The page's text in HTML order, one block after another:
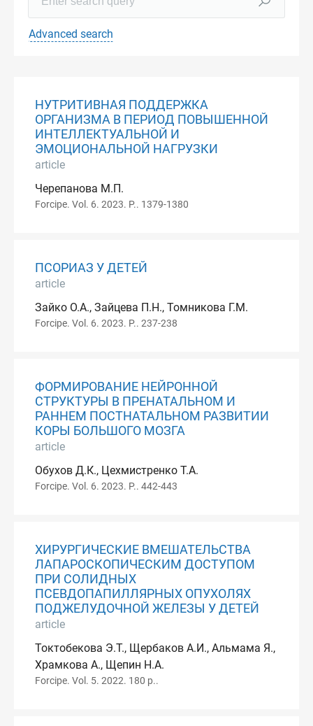
Advanced search
НУТРИТИВНАЯ ПОДДЕРЖКА
ОРГАНИЗМА В ПЕРИОД ПОВЫШЕННОЙ
ИНТЕЛЛЕКТУАЛЬНОЙ И
ЭМОЦИОНАЛЬНОЙ НАГРУЗКИ
article
Черепанова М.П.
Forcipe. Vol. 6. 2023. P.. 1379-1380
ПСОРИАЗ У ДЕТЕЙ
article
Зайко О.А., Зайцева П.Н., Томникова Г.М.
Forcipe. Vol. 6. 2023. P.. 237-238
ФОРМИРОВАНИЕ НЕЙРОННОЙ
СТРУКТУРЫ В ПРЕНАТАЛЬНОМ И
РАННЕМ ПОСТНАТАЛЬНОМ РАЗВИТИИ
КОРЫ БОЛЬШОГО МОЗГА
article
Обухов Д.К., Цехмистренко Т.А.
Forcipe. Vol. 6. 2023. P.. 442-443
ХИРУРГИЧЕСКИЕ ВМЕШАТЕЛЬСТВА
ЛАПАРОСКОПИЧЕСКИМ ДОСТУПОМ
ПРИ СОЛИДНЫХ
ПСЕВДОПАПИЛЛЯРНЫХ ОПУХОЛЯХ
ПОДЖЕЛУДОЧНОЙ ЖЕЛЕЗЫ У ДЕТЕЙ
article
Токтобекова Э.Т., Щербаков А.И., Альмама Я.,
Храмкова А., Щепин Н.А.
Forcipe. Vol. 5. 2022. 180 p..